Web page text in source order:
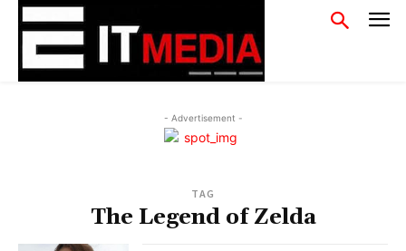
- Advertisement -
TAG
The Legend of Zelda